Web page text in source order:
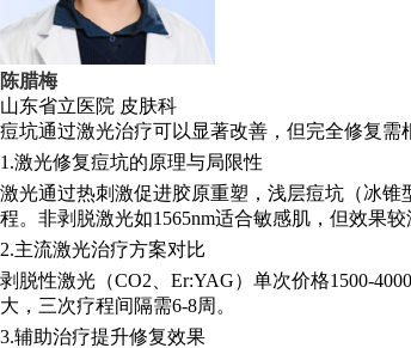
陈腊梅
山东省立医院 皮肤科
痘坑通过激光治疗可以显著改善，但完全修复
1.激光修复痘坑的原理与局限性
激光通过热刺激促进胶原重塑，浅层痘坑（冰
程。非剥脱激光如1565nm适合敏感肌，但效果较
2.主流激光治疗方案对比
剥脱性激光（CO2、Er:YAG）单次价格1500-
大，三次疗程间隔需6-8周。
3.辅助治疗提升修复效果